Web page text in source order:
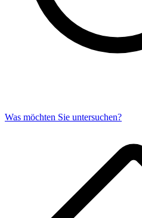
Was möchten Sie untersuchen?